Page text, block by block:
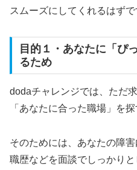
スムーズにしてくれるはずで
目的１・あなたに「ぴ
るため
dodaチャレンジでは、ただ
「あなたに合った職場」を
そのためには、あなたの障
職歴などを面談でしっかり